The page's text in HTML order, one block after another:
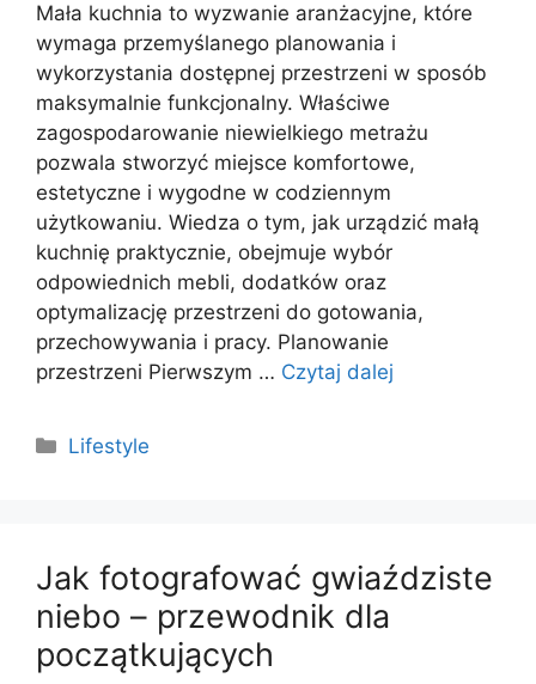
Mała kuchnia to wyzwanie aranżacyjne, które
wymaga przemyślanego planowania i
wykorzystania dostępnej przestrzeni w sposób
maksymalnie funkcjonalny. Właściwe
zagospodarowanie niewielkiego metrażu
pozwala stworzyć miejsce komfortowe,
estetyczne i wygodne w codziennym
użytkowaniu. Wiedza o tym, jak urządzić małą
kuchnię praktycznie, obejmuje wybór
odpowiednich mebli, dodatków oraz
optymalizację przestrzeni do gotowania,
przechowywania i pracy. Planowanie
przestrzeni Pierwszym … Czytaj dalej
Kategorie
Lifestyle
Jak fotografować gwiaździste
niebo – przewodnik dla
początkujących